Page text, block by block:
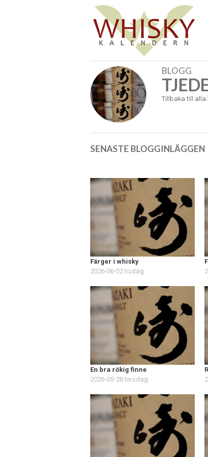
BLOGG
Tillbaka till alla
SENASTE BLOGGINLÄGGEN
Färger i whisky
2026-06-02 tisdag
En bra rökig finne
2026-05-28 torsdag